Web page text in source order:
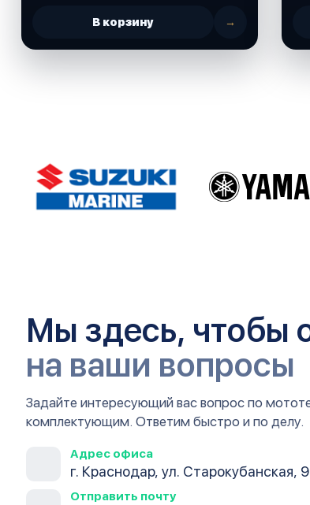
В корзину →
Мы здесь, чтобы
на ваши вопросы
Задайте интересующий вас вопрос по
комплектующим. Ответим быстро и по делу.
Адрес офиса
г. Краснодар, ул. Старокубанская, 9
Отправить почту